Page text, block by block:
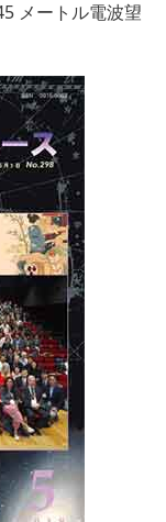
メートル電波望